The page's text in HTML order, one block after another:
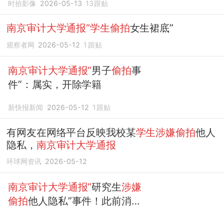
时拾影像 2026-05-13 13跟贴
南京审计大学通报“学生偷拍女生裙底”
观察者网 2026-05-12 1 跟贴
南京审计大学通报“男子偷拍事
件”：属实，开除学籍
新快报新闻 2026-05-12 1 跟贴
有网友在网络平台反映我校某学生涉嫌偷拍他人
隐私， 南京审计大学通报
环球网资讯 2026-05-12
南京审计大学通报“研究生涉嫌
偷拍他人隐私”事件！此前消息